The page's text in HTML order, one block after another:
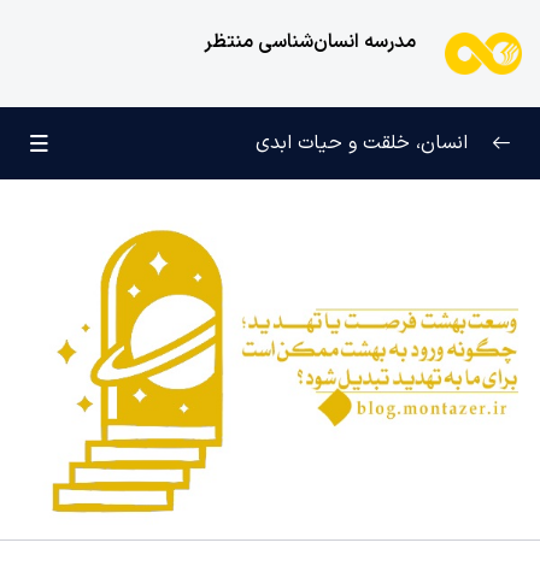
مدرسه انسان‌شناسی منتظر
چرا آفریده شده‌ایم؟
راز شادی و آرامش پایدار
0/11
بلوغ کودک عزیز روان 0/8
انسان، خلقت و حیات ابدی